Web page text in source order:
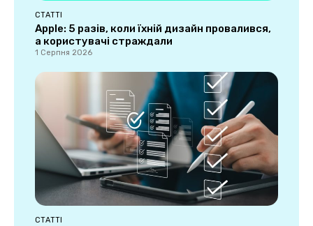
СТАТТІ
Apple: 5 разів, коли їхній дизайн провалився,
а користувачі страждали
1 Серпня 2026
СТАТТІ